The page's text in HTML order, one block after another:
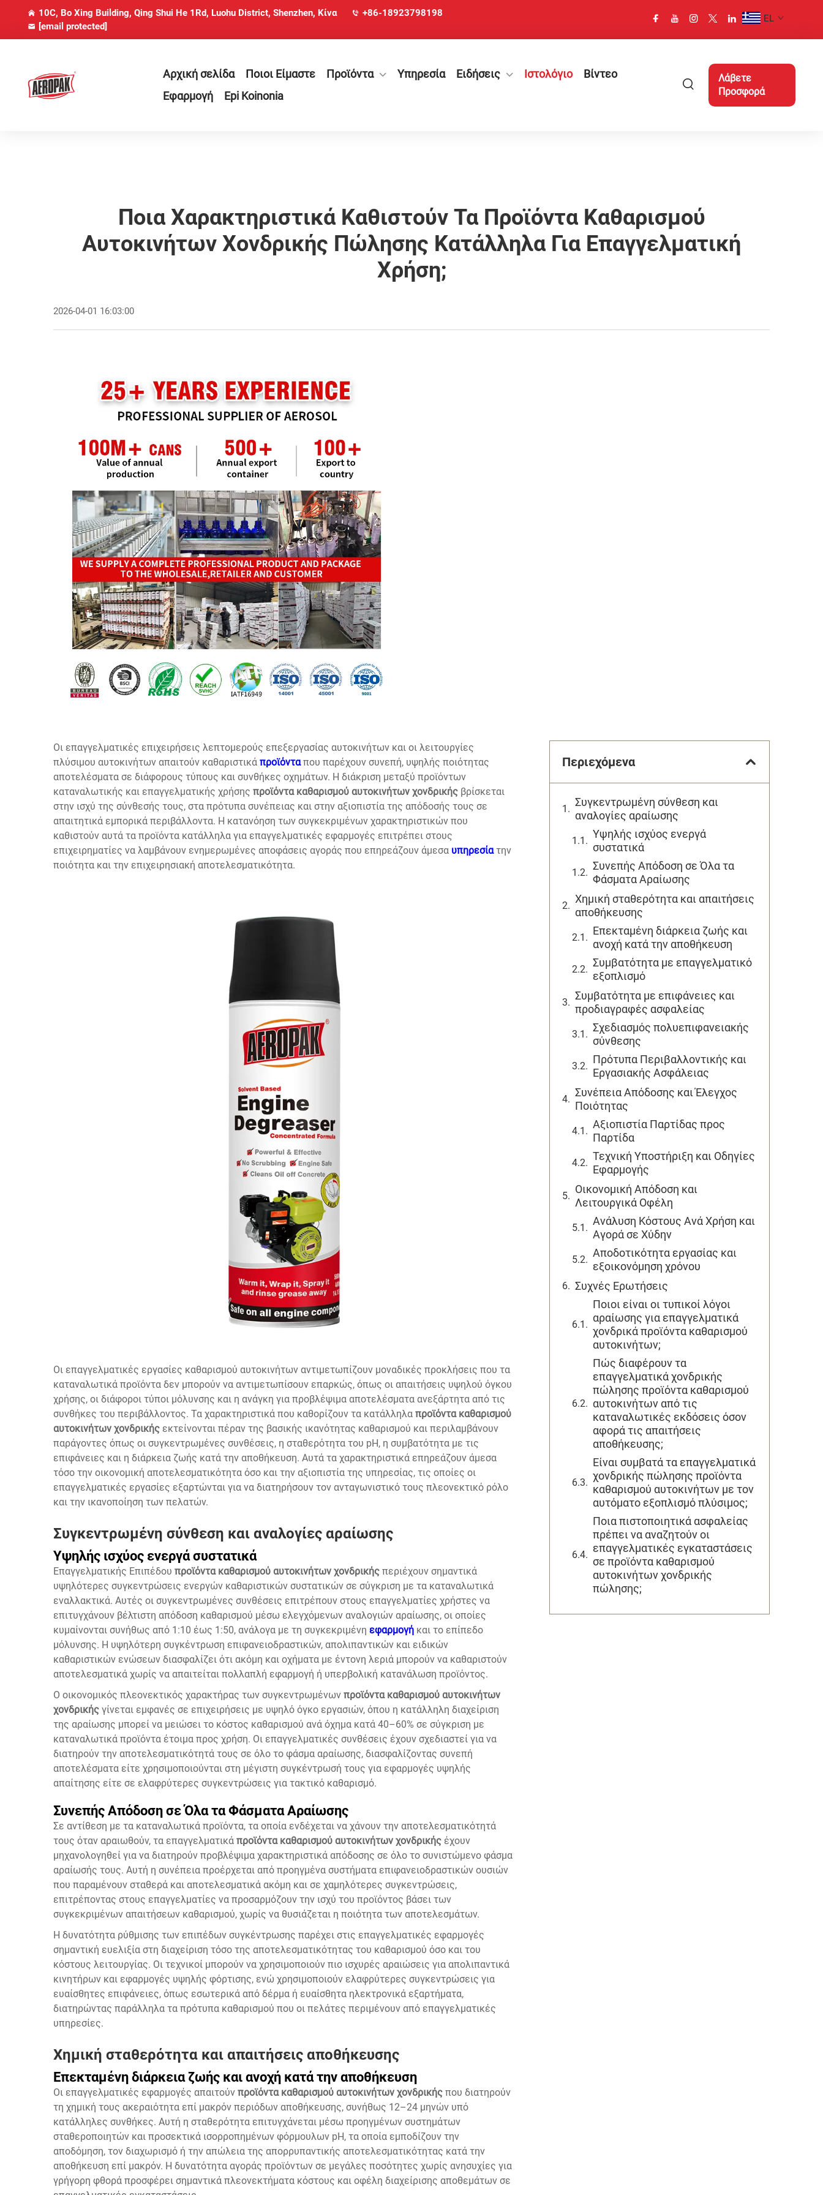
10C, Bo Xing Building, Qing Shui He 1Rd, Luohu District, Shenzhen, Κίνα
+86-18923798198
[email protected]
EL
Αρχική σελίδα Ποιοι Είμαστε Προϊόντα Υπηρεσία Ειδήσεις Ιστολόγιο
Βίντεο
Εφαρμογή
Epi Koinonia
Λάβετε
Προσφορά
Ποια Χαρακτηριστικά Καθιστούν Τα Προϊόντα Καθαρισμού
Αυτοκινήτων Χονδρικής Πώλησης Κατάλληλα Για Επαγγελματική
Χρήση;
2026-04-01 16:03:00
Οι επαγγελματικές επιχειρήσεις λεπτομερούς επεξεργασίας αυτοκινήτων και οι λειτουργίες
πλύσιμου αυτοκινήτων απαιτούν καθαριστικά προϊόνταπου παρέχουν συνεπή, υψηλής ποιότητας
αποτελέσματα σε διάφορους τύπους και συνθήκες οχημάτων. Η διάκριση μεταξύ προϊόντων
καταναλωτικής και επαγγελματικής χρήσης προϊόντα καθαρισμού αυτοκινήτων χονδρικής βρίσκεται
στην ισχύ της σύνθεσής τους, στα πρότυπα συνέπειας και στην αξιοπιστία της απόδοσής τους σε
απαιτητικά εμπορικά περιβάλλοντα. Η κατανόηση των συγκεκριμένων χαρακτηριστικών που
καθιστούν αυτά τα προϊόντα κατάλληλα για επαγγελματικές εφαρμογές επιτρέπει στους
επιχειρηματίες να λαμβάνουν ενημερωμένες αποφάσεις αγοράς που επηρεάζουν άμεσα υπηρεσίατην
ποιότητα και την επιχειρησιακή αποτελεσματικότητα.
Οι επαγγελματικές εργασίες καθαρισμού αυτοκινήτων αντιμετωπίζουν μοναδικές προκλήσεις που τα
καταναλωτικά προϊόντα δεν μπορούν να αντιμετωπίσουν επαρκώς, όπως οι απαιτήσεις υψηλού όγκου
χρήσης, οι διάφοροι τύποι μόλυνσης και η ανάγκη για προβλέψιμα αποτελέσματα ανεξάρτητα από τις
συνθήκες του περιβάλλοντος. Τα χαρακτηριστικά που καθορίζουν τα κατάλληλα προϊόντα καθαρισμού
αυτοκινήτων χονδρικής εκτείνονται πέραν της βασικής ικανότητας καθαρισμού και περιλαμβάνουν
παράγοντες όπως οι συγκεντρωμένες συνθέσεις, η σταθερότητα του pH, η συμβατότητα με τις
επιφάνειες και η διάρκεια ζωής κατά την αποθήκευση. Αυτά τα χαρακτηριστικά επηρεάζουν άμεσα
τόσο την οικονομική αποτελεσματικότητα όσο και την αξιοπιστία της υπηρεσίας, τις οποίες οι
επαγγελματικές εργασίες εξαρτώνται για να διατηρήσουν τον ανταγωνιστικό τους πλεονεκτικό ρόλο
και την ικανοποίηση των πελατών.
Συγκεντρωμένη σύνθεση και αναλογίες αραίωσης
Υψηλής ισχύος ενεργά συστατικά
Επαγγελματικής Επιπέδου προϊόντα καθαρισμού αυτοκινήτων χονδρικής περιέχουν σημαντικά
υψηλότερες συγκεντρώσεις ενεργών καθαριστικών συστατικών σε σύγκριση με τα καταναλωτικά
εναλλακτικά. Αυτές οι συγκεντρωμένες συνθέσεις επιτρέπουν στους επαγγελματίες χρήστες να
επιτυγχάνουν βέλτιστη απόδοση καθαρισμού μέσω ελεγχόμενων αναλογιών αραίωσης, οι οποίες
κυμαίνονται συνήθως από 1:10 έως 1:50, ανάλογα με τη συγκεκριμένη εφαρμογή και το επίπεδο
μόλυνσης. Η υψηλότερη συγκέντρωση επιφανειοδραστικών, απολιπαντικών και ειδικών
καθαριστικών ενώσεων διασφαλίζει ότι ακόμη και οχήματα με έντονη λεριά μπορούν να καθαριστούν
αποτελεσματικά χωρίς να απαιτείται πολλαπλή εφαρμογή ή υπερβολική κατανάλωση προϊόντος.
Ο οικονομικός πλεονεκτικός χαρακτήρας των συγκεντρωμένων προϊόντα καθαρισμού αυτοκινήτων
χονδρικής γίνεται εμφανές σε επιχειρήσεις με υψηλό όγκο εργασιών, όπου η κατάλληλη διαχείριση
της αραίωσης μπορεί να μειώσει το κόστος καθαρισμού ανά όχημα κατά 40–60% σε σύγκριση με
καταναλωτικά προϊόντα έτοιμα προς χρήση. Οι επαγγελματικές συνθέσεις έχουν σχεδιαστεί για να
διατηρούν την αποτελεσματικότητά τους σε όλο το φάσμα αραίωσης, διασφαλίζοντας συνεπή
αποτελέσματα είτε χρησιμοποιούνται στη μέγιστη συγκέντρωσή τους για εφαρμογές υψηλής
απαίτησης είτε σε ελαφρύτερες συγκεντρώσεις για τακτικό καθαρισμό.
Συνεπής Απόδοση σε Όλα τα Φάσματα Αραίωσης
Σε αντίθεση με τα καταναλωτικά προϊόντα, τα οποία ενδέχεται να χάνουν την αποτελεσματικότητά
τους όταν αραιωθούν, τα επαγγελματικά προϊόντα καθαρισμού αυτοκινήτων χονδρικής έχουν
μηχανολογηθεί για να διατηρούν προβλέψιμα χαρακτηριστικά απόδοσης σε όλο το συνιστώμενο φάσμα
αραίωσής τους. Αυτή η συνέπεια προέρχεται από προηγμένα συστήματα επιφανειοδραστικών ουσιών
που παραμένουν σταθερά και αποτελεσματικά ακόμη και σε χαμηλότερες συγκεντρώσεις,
επιτρέποντας στους επαγγελματίες να προσαρμόζουν την ισχύ του προϊόντος βάσει των
συγκεκριμένων απαιτήσεων καθαρισμού, χωρίς να θυσιάζεται η ποιότητα των αποτελεσμάτων.
Η δυνατότητα ρύθμισης των επιπέδων συγκέντρωσης παρέχει στις επαγγελματικές εφαρμογές
σημαντική ευελιξία στη διαχείριση τόσο της αποτελεσματικότητας του καθαρισμού όσο και του
κόστους λειτουργίας. Οι τεχνικοί μπορούν να χρησιμοποιούν πιο ισχυρές αραιώσεις για απολιπαντικά
κινητήρων και εφαρμογές υψηλής φόρτισης, ενώ χρησιμοποιούν ελαφρύτερες συγκεντρώσεις για
ευαίσθητες επιφάνειες, όπως εσωτερικά από δέρμα ή ευαίσθητα ηλεκτρονικά εξαρτήματα,
διατηρώντας παράλληλα τα πρότυπα καθαρισμού που οι πελάτες περιμένουν από επαγγελματικές
υπηρεσίες.
Χημική σταθερότητα και απαιτήσεις αποθήκευσης
Επεκταμένη διάρκεια ζωής και ανοχή κατά την αποθήκευση
Οι επαγγελματικές εφαρμογές απαιτούν προϊόντα καθαρισμού αυτοκινήτων χονδρικής που διατηρούν
τη χημική τους ακεραιότητα επί μακρόν περιόδων αποθήκευσης, συνήθως 12–24 μηνών υπό
κατάλληλες συνθήκες. Αυτή η σταθερότητα επιτυγχάνεται μέσω προηγμένων συστημάτων
σταθεροποιητών και προσεκτικά ισορροπημένων φόρμουλων pH, τα οποία εμποδίζουν την
αποδόμηση, τον διαχωρισμό ή την απώλεια της απορρυπαντικής αποτελεσματικότητας κατά την
αποθήκευση επί μακρόν. Η δυνατότητα αγοράς προϊόντων σε μεγάλες ποσότητες χωρίς ανησυχίες για
γρήγορη φθορά προσφέρει σημαντικά πλεονεκτήματα κόστους και οφέλη διαχείρισης αποθεμάτων σε
Περιεχόμενα
Συγκεντρωμένη σύνθεση και
αναλογίες αραίωσης
Υψηλής ισχύος ενεργά
συστατικά
Συνεπής Απόδοση σε Όλα τα
Φάσματα Αραίωσης
Χημική σταθερότητα και απαιτήσεις
αποθήκευσης
Επεκταμένη διάρκεια ζωής και
ανοχή κατά την αποθήκευση
Συμβατότητα με επαγγελματικό
εξοπλισμό
Συμβατότητα με επιφάνειες και
προδιαγραφές ασφαλείας
Σχεδιασμός πολυεπιφανειακής
σύνθεσης
Πρότυπα Περιβαλλοντικής και
Εργασιακής Ασφάλειας
Συνέπεια Απόδοσης και Έλεγχος
Ποιότητας
Αξιοπιστία Παρτίδας προς
Παρτίδα
Τεχνική Υποστήριξη και Οδηγίες
Εφαρμογής
Οικονομική Απόδοση και
Λειτουργικά Οφέλη
Ανάλυση Κόστους Ανά Χρήση και
Αγορά σε Χύδην
Αποδοτικότητα εργασίας και
εξοικονόμηση χρόνου
Συχνές Ερωτήσεις
Ποιοι είναι οι τυπικοί λόγοι
αραίωσης για επαγγελματικά
χονδρικά προϊόντα καθαρισμού
αυτοκινήτων;
Πώς διαφέρουν τα
επαγγελματικά χονδρικής
πώλησης προϊόντα καθαρισμού
αυτοκινήτων από τις
καταναλωτικές εκδόσεις όσον
αφορά τις απαιτήσεις
αποθήκευσης;
Είναι συμβατά τα επαγγελματικά
χονδρικής πώλησης προϊόντα
καθαρισμού αυτοκινήτων με τον
αυτόματο εξοπλισμό πλύσιμος;
Ποια πιστοποιητικά ασφαλείας
πρέπει να αναζητούν οι
επαγγελματικές εγκαταστάσεις
σε προϊόντα καθαρισμού
αυτοκινήτων χονδρικής
πώλησης;